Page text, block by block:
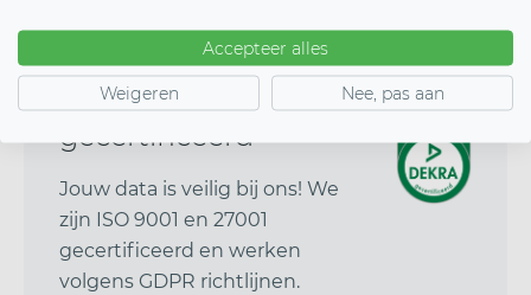
ISO 9001
27001
gecertificeerd
Jouw data is veilig bij ons! We
zijn ISO 9001 en 27001
gecertificeerd en werken
volgens GDPR richtlijnen.
Accepteer alles
Weigeren Nee, pas aan